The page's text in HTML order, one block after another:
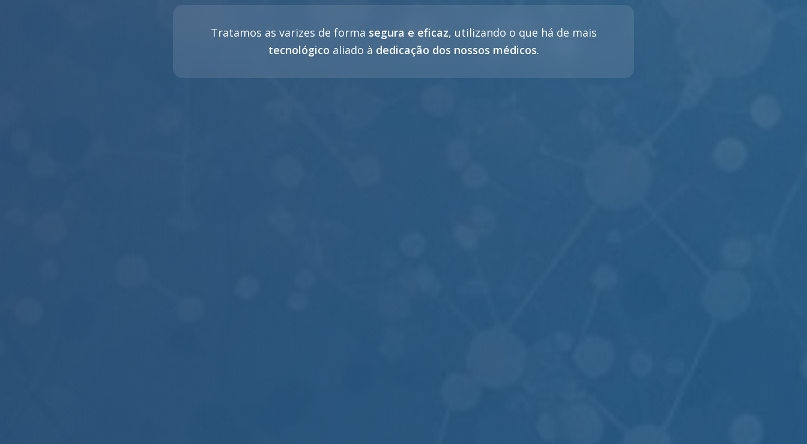
Tratamos as varizes de forma segura e eficaz, utilizando o que há de mais
tecnológico aliado à dedicação dos nossos médicos.